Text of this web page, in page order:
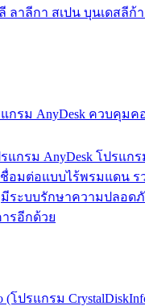
ลาลีกา สเปน บุนเดสลีก้
แกรม AnyDesk ควบคุมค
แกรม AnyDesk โปรแก
อมต่อแบบไร้พรมแดน ร
ระบบรักษาความปลอดภั
รอีกด้วย
(โปรแกรม